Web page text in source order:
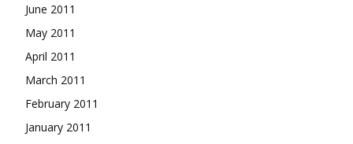
June 2011
May 2011
April 2011
March 2011
February 2011
January 2011